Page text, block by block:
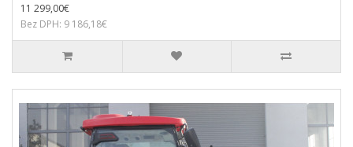
11 299,00€
Bez DPH: 9 186,18€